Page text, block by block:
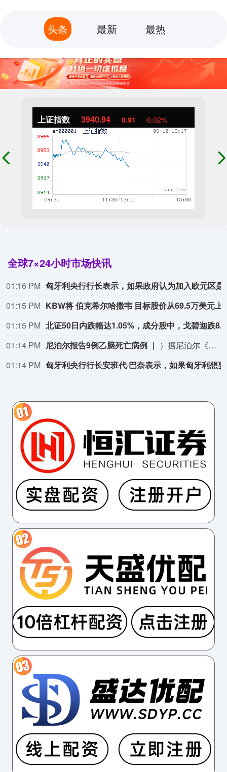
上证指数 3940.94 0.91 0.02%
全球7×24小时市场快讯
01:16 PM
01:15 PM
01:15 PM
01:14 PM 尼泊尔报告9例乙脑死亡病例
）据尼泊尔《加德满都邮报》10日报道，在不到一个月的时间里，尼泊尔至少有9人死于流行性乙型脑炎（乙脑），乙脑感染病例达到37例。据报道，尼泊尔9例乙脑死亡病例中，6例在戈希省，2例在马德西省，1例在蓝毗尼省。该国卫生官员警告说，随着蚊媒疾病高峰期临近，死亡人数可能进一步上升。去年，尼泊尔有182人感染乙脑，其中41人死亡，疫情蔓延至45个县，病死率约为23%。
01:14 PM
头条 最新 最热